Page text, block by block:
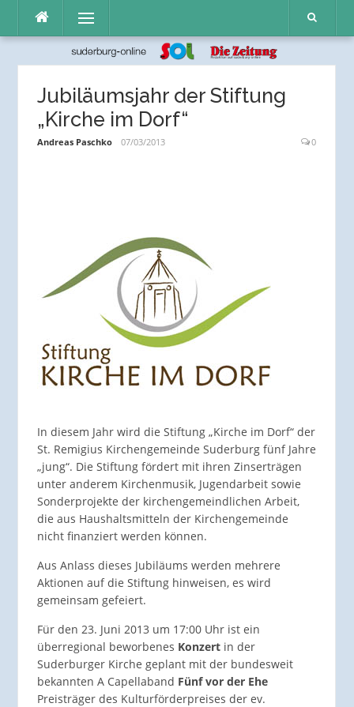
Inhalt
Menü
Jubiläumsjahr der Stiftung
„Kirche im Dorf“
Andreas Paschko 07/03/2013 0
In diesem Jahr wird die Stiftung „Kirche im Dorf“ der
St. Remigius Kirchengemeinde Suderburg fünf Jahre
„jung“. Die Stiftung fördert mit ihren Zinserträgen
unter anderem Kirchenmusik, Jugendarbeit sowie
Sonderprojekte der kirchengemeind­lichen Arbeit,
die aus Haushaltsmitteln der Kirchengemeinde
nicht finanziert werden können.
Aus Anlass dieses Jubiläums werden mehrere
Aktionen auf die Stiftung hinweisen, es wird
gemeinsam gefeiert.
Für den 23. Juni 2013 um 17:00 Uhr ist ein
überregional beworbenes Konzertin der
Suderburger Kirche geplant mit der bundesweit
bekannten A Capellaband Fünf vor der Ehe
Preisträger des Kulturförderpreises der ev.